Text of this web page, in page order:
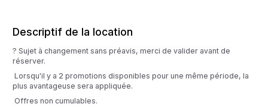
Descriptif de la location
? Sujet à changement sans préavis, merci de valider avant de
réserver.
Lorsqu'il y a 2 promotions disponibles pour une même période, la
plus avantageuse sera appliquée.
Offres non cumulables.